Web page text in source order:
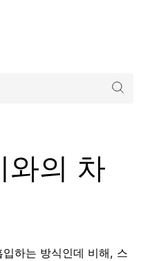
와의 차
하는 방식인데 비해, 스